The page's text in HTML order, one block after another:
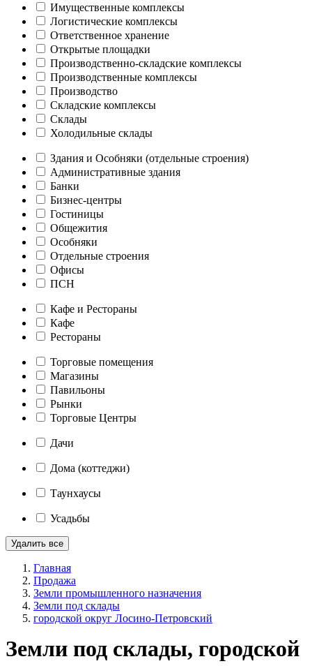
Имущественные комплексы
Логистические комплексы
Ответственное хранение
Открытые площадки
Производственно-складские комплексы
Производственные комплексы
Производство
Складские комплексы
Склады
Холодильные склады
Здания и Особняки (отдельные строения)
Административные здания
Банки
Бизнес-центры
Гостиницы
Общежития
Особняки
Отдельные строения
Офисы
ПСН
Кафе и Рестораны
Кафе
Рестораны
Торговые помещения
Магазины
Павильоны
Рынки
Торговые Центры
Дачи
Дома (коттеджи)
Таунхаусы
Усадьбы
Удалить все
Главная
Продажа
Земли промышленного назначения
Земли под склады
городской округ Лосино-Петровский
Земли под склады, городской